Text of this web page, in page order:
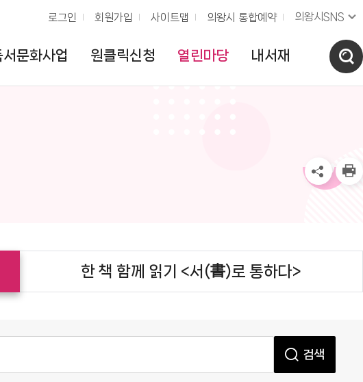
로그인 회원가입 사이트맵 의왕시 통합예약 의왕시SNS
서문화사업 원클릭신청 열린마당 내서재
한 책 함께 읽기 <서(書)로 통하다>
검색